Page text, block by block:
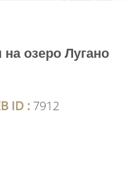
озеро Лугано
ID : 7912